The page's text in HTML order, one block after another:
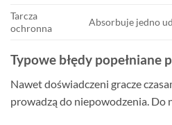
Tarcza
ochronna
Absorbuje jedno
Typowe błędy popełniane
Nawet doświadczeni gracze
prowadzą do niepowodzenia. Do